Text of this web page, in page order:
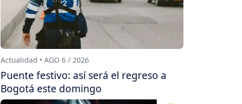
Actualidad • AGO 6 / 2026
Puente festivo: así será el regreso a
Bogotá este domingo